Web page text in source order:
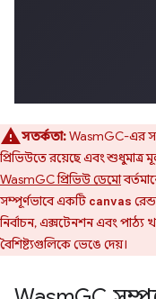
সতর্কতা:WasmGC-এর
প্রিভিউতে রয়েছে এবং শুধুমাত্র
WasmGC প্রিভিউ ডেমো
সম্পূর্ণভাবে একটি canvas
নির্বাচন, এক্সটেনশন এবং পাঠ্য
বৈশিষ্ট্যগুলিকে ভেঙে দেয়।